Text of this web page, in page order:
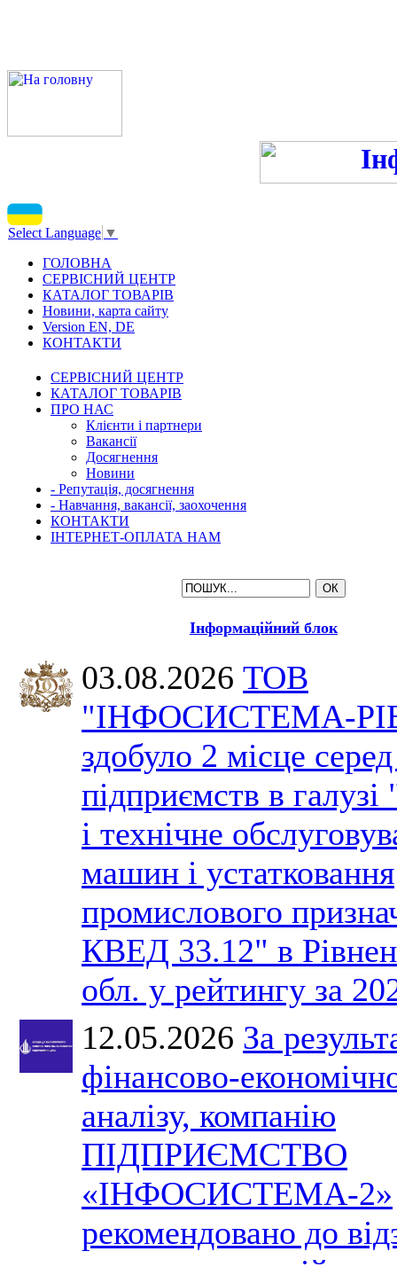
Select Language ▼
ГОЛОВНА
СЕРВІСНИЙ ЦЕНТР
КАТАЛОГ ТОВАРІВ
Новини, карта сайту
Version EN, DE
КОНТАКТИ
СЕРВІСНИЙ ЦЕНТР
КАТАЛОГ ТОВАРІВ
ПРО НАС
Клієнти і партнери
Вакансії
Досягнення
Новини
- Репутація, досягнення
- Навчання, вакансії, заохочення
КОНТАКТИ
ІНТЕРНЕТ-ОПЛАТА НАМ
Інформаційний блок
03.08.2026 ТОВ
"ІНФОСИСТЕМА-
здобуло 2 місце
підприємств в
і технічне
машин і устатковання
промислового
КВЕД 33.12" в
обл. у рейтингу за
12.05.2026 За
фінансово-
аналізу, компанію
ПІДПРИЄМСТВО
«ІНФОСИСТЕМА-2»
рекомендовано до